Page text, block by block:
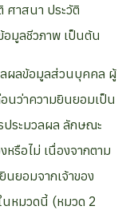
ศาสนา ประวัติ
มูลชีวภาพ เป็นต้น
ลผลข้อมูลส่วนบุคคล ผู้
ว่าความยินยอมเป็น
ประมวลผล ลักษณะ
รือไม่ เนื่องจากตาม
นยอมจากเจ้าของ
นหมวดนี้ (หมวด 2